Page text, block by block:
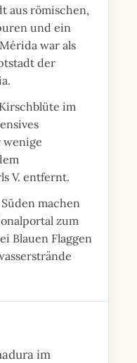
aus römischen,
und ein
war als
der
im
wenige
V. entfernt.
machen
zum
Blauen Flaggen
im